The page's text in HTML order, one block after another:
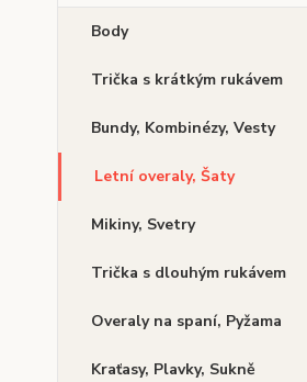
Body
Trička s krátkým rukávem
Bundy, Kombinézy, Vesty
Letní overaly, Šaty
Mikiny, Svetry
Trička s dlouhým rukávem
Overaly na spaní, Pyžama
Kraťasy, Plavky, Sukně